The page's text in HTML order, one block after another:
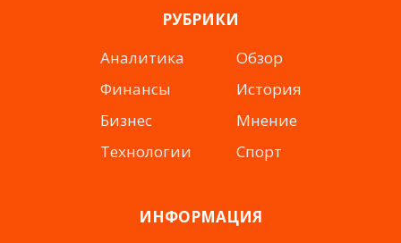
РУБРИКИ
Аналитика
Финансы
Бизнес
Технологии
Обзор
История
Мнение
Спорт
ИНФОРМАЦИЯ